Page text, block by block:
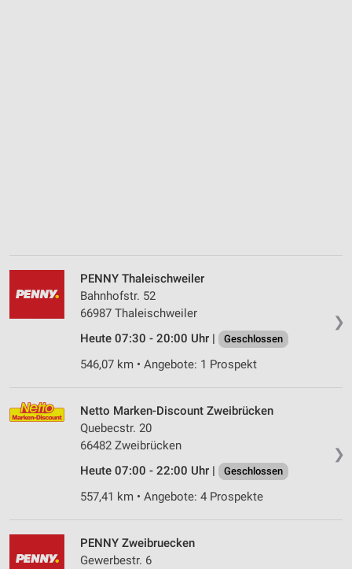
❯
PENNY Thaleischweiler
Bahnhofstr. 52
66987 Thaleischweiler
Heute 07:30 - 20:00 Uhr |
Geschlossen
546,07 km • Angebote: 1 Prospekt
❯
Netto Marken-Discount Zweibrücken
Quebecstr. 20
66482 Zweibrücken
Heute 07:00 - 22:00 Uhr |
Geschlossen
557,41 km • Angebote: 4 Prospekte
PENNY Zweibruecken
Gewerbestr. 6